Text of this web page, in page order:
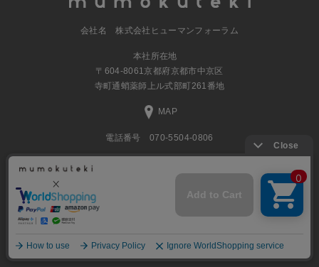
会社名 株式会社ヒューマンフォーラム
本社所在地
〒604-8061京都府京都市中京区
寺町通蛸薬師上ル式部町261番地
MAP
電話番号 070-5504-0806
rights Reserved.